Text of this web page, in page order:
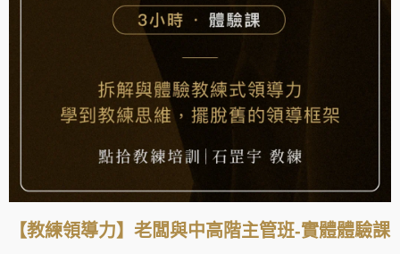
【教練領導力】老闆與中高階主管班-實體體驗課